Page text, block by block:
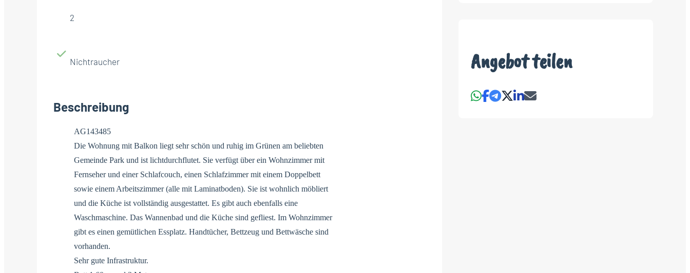
2
Nichtraucher
Beschreibung
AG143485
Die Wohnung mit Balkon liegt sehr schön und ruhig im Grünen am beliebten
Gemeinde Park und ist lichtdurchflutet. Sie verfügt über ein Wohnzimmer mit
Fernseher und einer Schlafcouch, einen Schlafzimmer mit einem Doppelbett
sowie einem Arbeitszimmer (alle mit Laminatboden). Sie ist wohnlich möbliert
und die Küche ist vollständig ausgestattet. Es gibt auch ebenfalls eine
Waschmaschine. Das Wannenbad und die Küche sind gefliest. Im Wohnzimmer
gibt es einen gemütlichen Essplatz. Handtücher, Bettzeug und Bettwäsche sind
vorhanden.
Sehr gute Infrastruktur.
Angebot teilen